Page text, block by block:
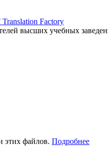
Factory
высших учебных
этих файлов. Подробнее